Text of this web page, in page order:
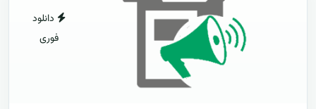
دانلود
فوری